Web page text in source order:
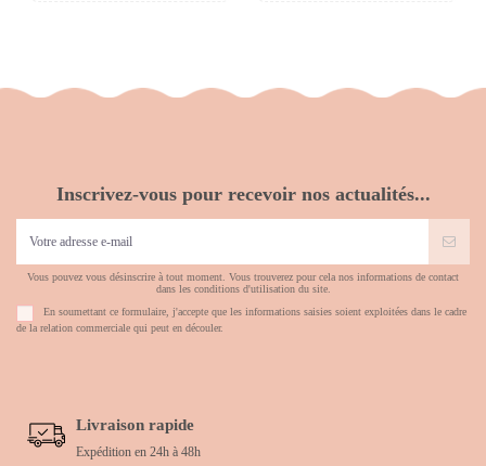
Inscrivez-vous pour recevoir nos actualités...
Vous pouvez vous désinscrire à tout moment. Vous trouverez pour cela nos informations de contact
dans les conditions d'utilisation du site.
En soumettant ce formulaire, j'accepte que les informations saisies soient exploitées dans le cadre
de la relation commerciale qui peut en découler.
Livraison rapide
Expédition en 24h à 48h